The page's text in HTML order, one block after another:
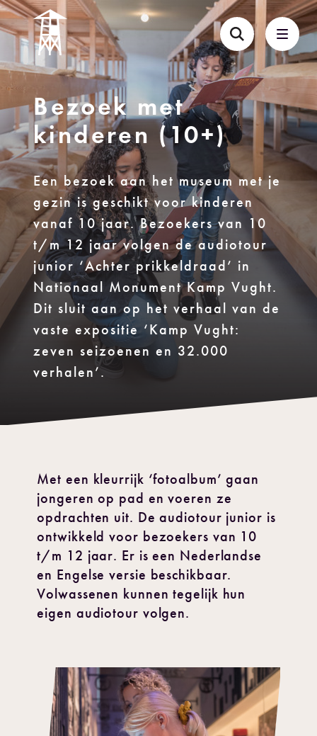
Bezoek met
kinderen (10+)
Een bezoek aan het museum met je
gezin is geschikt voor kinderen
vanaf 10 jaar. Bezoekers van 10
t/m 12 jaar volgen de audiotour
junior ‘Achter prikkeldraad’ in
Nationaal Monument Kamp Vught.
Dit sluit aan op het verhaal van de
vaste expositie ‘Kamp Vught:
zeven seizoenen en 32.000
verhalen’.
Met een kleurrijk ‘fotoalbum’ gaan
jongeren op pad en voeren ze
opdrachten uit. De audiotour junior is
ontwikkeld voor bezoekers van 10
t/m 12 jaar. Er is een Nederlandse
en Engelse versie beschikbaar.
Volwassenen kunnen tegelijk hun
eigen audiotour volgen.